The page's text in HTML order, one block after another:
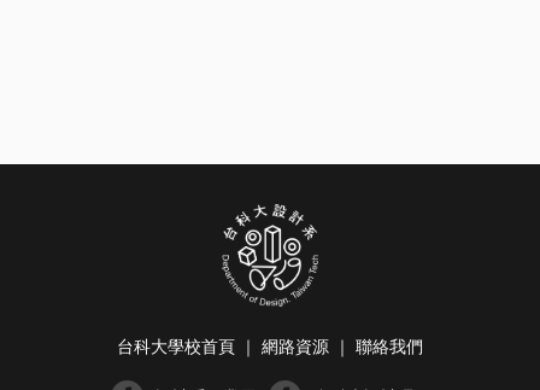
台科大學校首頁 ｜ 網路資源 ｜ 聯絡我們